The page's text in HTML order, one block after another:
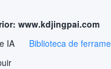
www.kdjingpai.com
IA
Biblioteca de